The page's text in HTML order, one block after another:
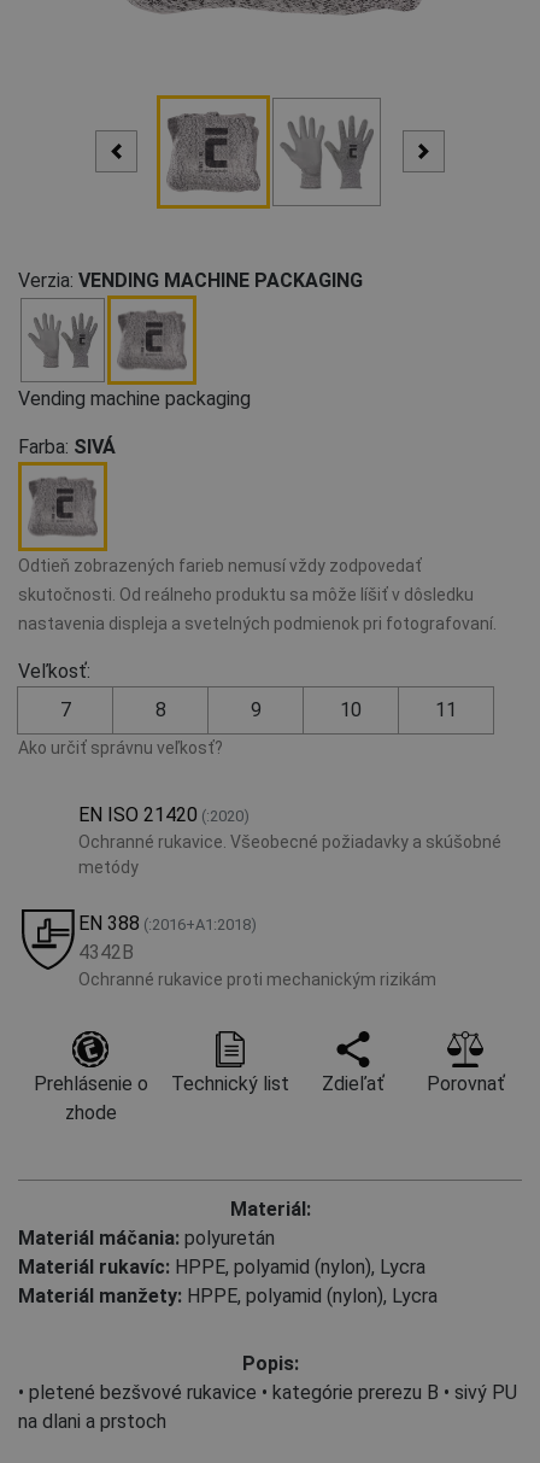
Verzia: VENDING MACHINE PACKAGING
Vending machine packaging
Farba: SIVÁ
Odtieň zobrazených farieb nemusí vždy zodpovedať
skutočnosti. Od reálneho produktu sa môže líšiť v dôsledku
nastavenia displeja a svetelných podmienok pri fotografovaní.
Veľkosť:
7
8 9 10 11
Ako určiť správnu veľkosť?
EN ISO 21420 (:2020)
Ochranné rukavice. Všeobecné požiadavky a skúšobné
metódy
EN 388 (:2016+A1:2018)
4342B
Ochranné rukavice proti mechanickým rizikám
Prehlásenie o
zhode
Technický list Zdieľať Porovnať
Materiál:
Materiál máčania: polyuretán
Materiál rukavíc: HPPE, polyamid (nylon), Lycra
Materiál manžety: HPPE, polyamid (nylon), Lycra
Popis:
• pletené bezšvové rukavice • kategórie prerezu B • sivý PU
na dlani a prstoch